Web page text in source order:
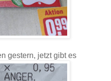
gestern, jetzt gibt es